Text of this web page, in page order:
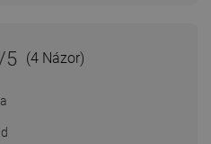
/5 (4 Názor)